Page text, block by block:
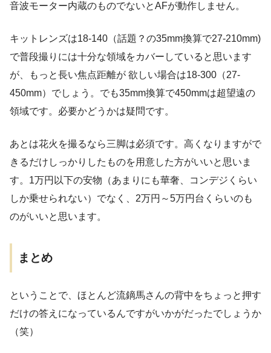
音波モーター内蔵のものでないとAFが動作しません。
キットレンズは18-140（話題？の35mm換算で27-210mm)
で普段撮りには十分な領域をカバーしていると思います
が、もっと長い焦点距離が 欲しい場合は18-300（27-
450mm）でしょう。でも35mm換算で450mmは超望遠の
領域です。必要かどうかは疑問です。
あとは花火を撮るなら三脚は必須です。高くなりますがで
きるだけしっかりしたものを用意した方がいいと思いま
す。1万円以下の安物（あまりにも華奢、コンデジくらい
しか乗せられない）でなく、2万円～5万円台くらいのも
のがいいと思います。
まとめ
ということで、ほとんど流鏑馬さんの背中をちょっと押す
だけの答えになっているんですがいかがだったでしょうか
（笑）